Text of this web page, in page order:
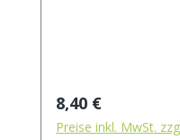
Verwendung.
Salzstruktur
Regulärer Preis:
8,40 €
Preise inkl. MwSt.